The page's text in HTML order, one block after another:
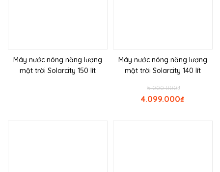
Máy nước nóng năng lượng
mặt trời Solarcity 150 lít
Máy nước nóng năng lượng
mặt trời Solarcity 140 lít
₫
5.000.000
₫
4.099.000